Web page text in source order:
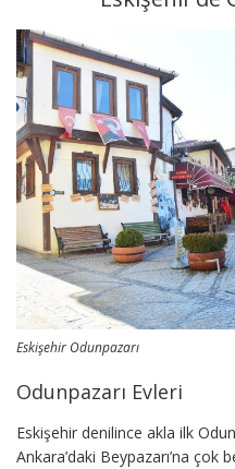
Eskişehir Odunpazarı
Odunpazarı Evleri
Eskişehir denilince akla ilk
Ankara’daki Beypazarı’na çok